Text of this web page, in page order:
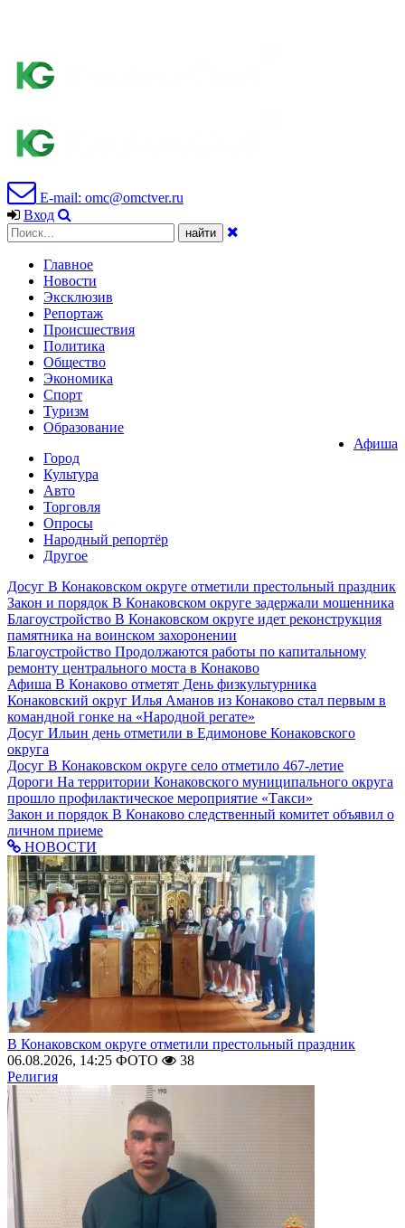
E-mail: omc@omctver.ru
Вход
Главное
Новости
Эксклюзив
Репортаж
Происшествия
Политика
Общество
Экономика
Спорт
Туризм
Образование
Афиша
Город
Культура
Авто
Торговля
Опросы
Народный репортёр
Другое
Досуг В Конаковском округе отметили престольный праздник
Закон и порядок В Конаковском округе задержали мошенника
Благоустройство В Конаковском округе идет реконструкция
памятника на воинском захоронении
Благоустройство Продолжаются работы по капитальному
ремонту центрального моста в Конаково
Афиша В Конаково отметят День физкультурника
Конаковский округ Илья Аманов из Конаково стал первым в
командной гонке на «Народной регате»
Досуг Ильин день отметили в Едимонове Конаковского
округа
Досуг В Конаковском округе село отметило 467-летие
Дороги На территории Конаковского муниципального округа
прошло профилактическое мероприятие «Такси»
Закон и порядок В Конаково следственный комитет объявил о
личном приеме
НОВОСТИ
В Конаковском округе отметили престольный праздник
06.08.2026, 14:25 ФОТО
38
Религия